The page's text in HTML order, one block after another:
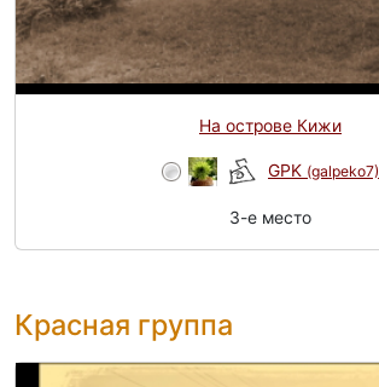
На острове Кижи
GPK (galpeko7)
3-e место
Красная группа